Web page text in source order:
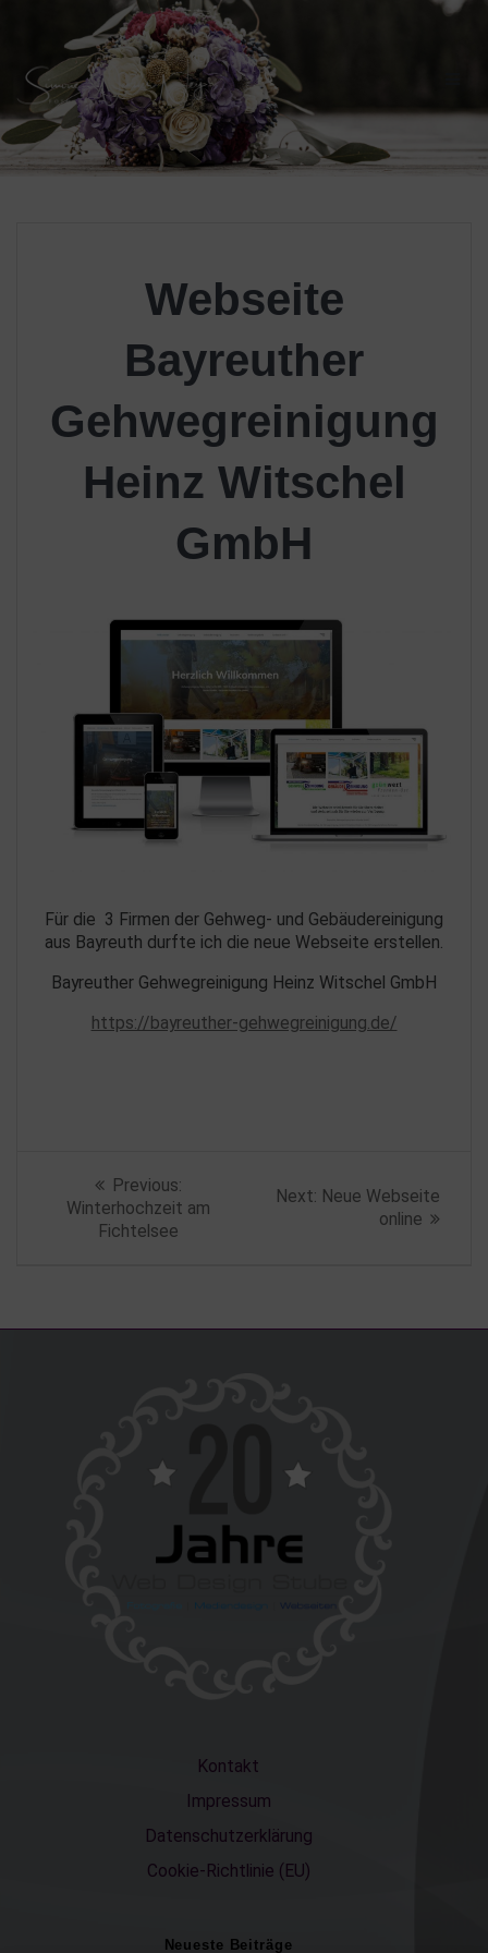
Skip
to
content
Webseite
Bayreuther
Gehwegreinigung
Heinz Witschel
GmbH
Für die 3 Firmen der Gehweg- und Gebäudereinigung
aus Bayreuth durfte ich die neue Webseite erstellen.
Bayreuther Gehwegreinigung Heinz Witschel GmbH
https://bayreuther-gehwegreinigung.de/
Beitragsnavigation
Previous:Previous
post:
Winterhochzeit am
Fichtelsee
Next: Next
Neue Webseite
online
Kontakt
Impressum
Datenschutzerklärung
Cookie-Richtlinie (EU)
Neueste Beiträge